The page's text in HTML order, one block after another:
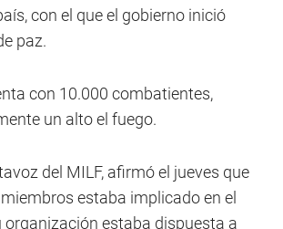
con el que el gobierno inició
paz.
con 10.000 combatientes,
un alto el fuego.
del MILF, afirmó el jueves que
estaba implicado en el
organización estaba dispuesta a